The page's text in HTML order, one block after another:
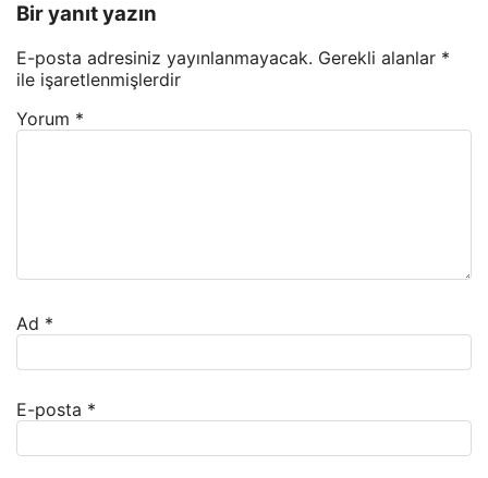
Bir yanıt yazın
E-posta adresiniz yayınlanmayacak. Gerekli alanlar *
ile işaretlenmişlerdir
Yorum *
Ad *
E-posta *